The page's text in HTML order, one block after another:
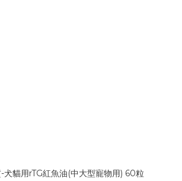
犬貓用rTG紅魚油(中大型寵物用) 60粒